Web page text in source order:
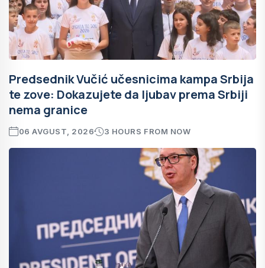
Predsednik Vučić učesnicima kampa Srbija
te zove: Dokazujete da ljubav prema Srbiji
nema granice
06 AVGUST, 2026 3 HOURS FROM NOW